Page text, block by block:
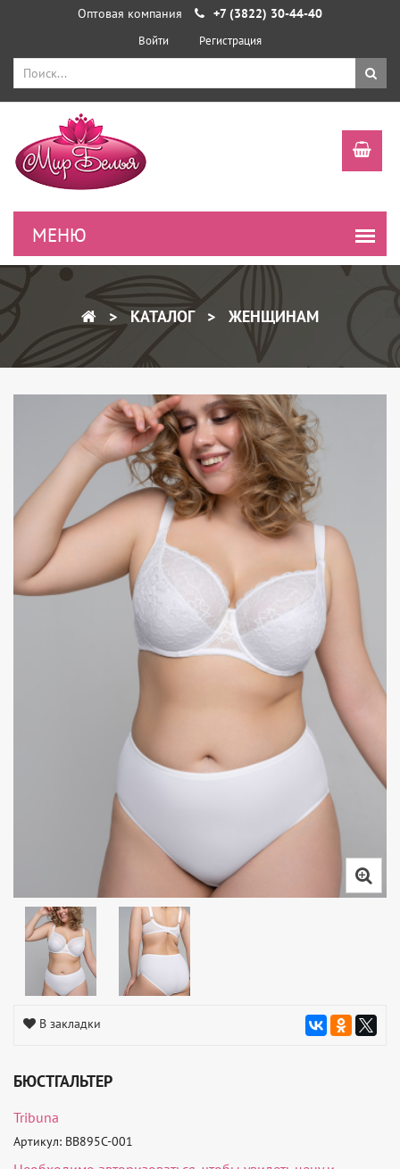
Оптовая компания +7 (3822) 30-44-40
Войти Регистрация
КАТАЛОГ ЖЕНЩИНАМ
В закладки
БЮСТГАЛЬТЕР
Tribuna
Артикул: BB895C-001